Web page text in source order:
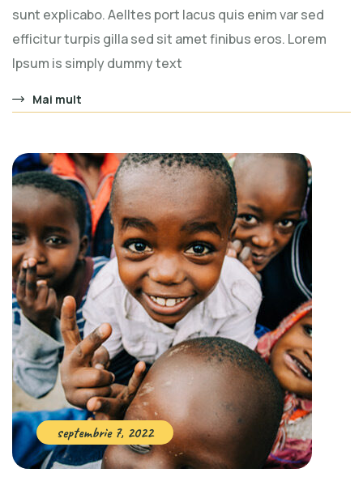
sunt explicabo. Aelltes port lacus quis enim var sed
efficitur turpis gilla sed sit amet finibus eros. Lorem
Ipsum is simply dummy text
Mai mult
septembrie 7, 2022